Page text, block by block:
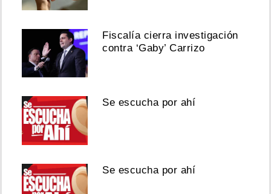
Fiscalía cierra investigación
contra ‘Gaby’ Carrizo
Se escucha por ahí
Se escucha por ahí